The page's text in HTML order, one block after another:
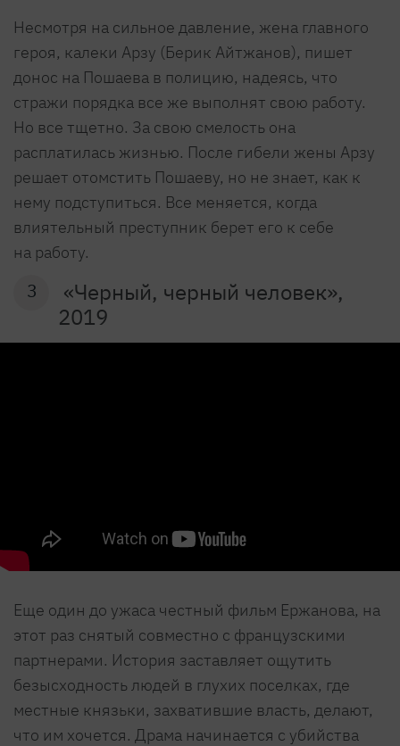
Несмотря на сильное давление, жена главного
героя, калеки Арзу (Берик Айтжанов), пишет
донос на Пошаева в полицию, надеясь, что
стражи порядка все же выполнят свою работу.
Но все тщетно. За свою смелость она
расплатилась жизнью. После гибели жены Арзу
решает отомстить Пошаеву, но не знает, как к
нему подступиться. Все меняется, когда
влиятельный преступник берет его к себе
на работу.
3
«Черный, черный человек»,
2019
Еще один до ужаса честный фильм Ержанова, на
этот раз снятый совместно с французскими
партнерами. История заставляет ощутить
безысходность людей в глухих поселках, где
местные князьки, захватившие власть, делают,
что им хочется. Драма начинается с убийства